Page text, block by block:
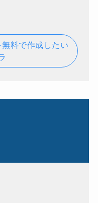
料で作成したい